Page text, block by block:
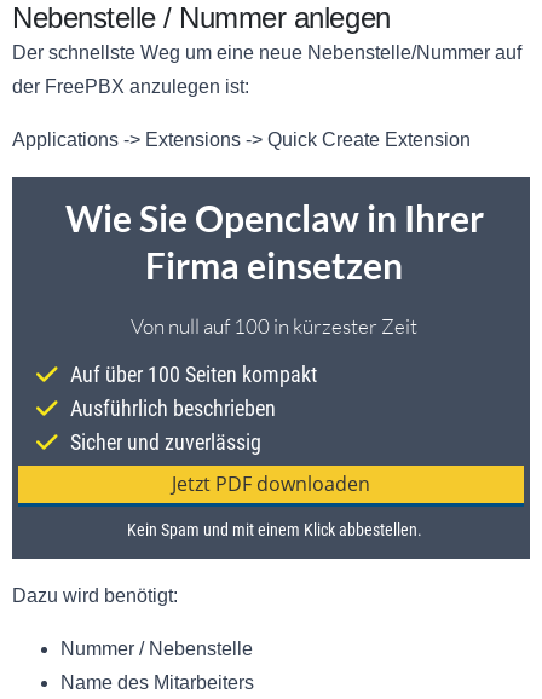
Nebenstelle / Nummer anlegen
Der schnellste Weg um eine neue Nebenstelle/Nummer auf
der FreePBX anzulegen ist:
Applications -> Extensions -> Quick Create Extension
Dazu wird benötigt:
Nummer / Nebenstelle
Name des Mitarbeiters